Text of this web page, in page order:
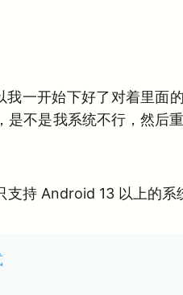
一开始下好了对着里面
不是我系统不行，然后
支持 Android 13 以上的系